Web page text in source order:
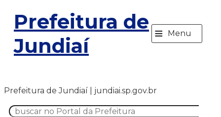
Prefeitura de
Jundiaí
≡ Menu
Prefeitura de Jundiaí | jundiai.sp.gov.br